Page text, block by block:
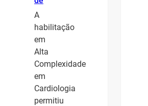
A
habilitação
em
Alta
Complexidade
em
Cardiologia
permitiu